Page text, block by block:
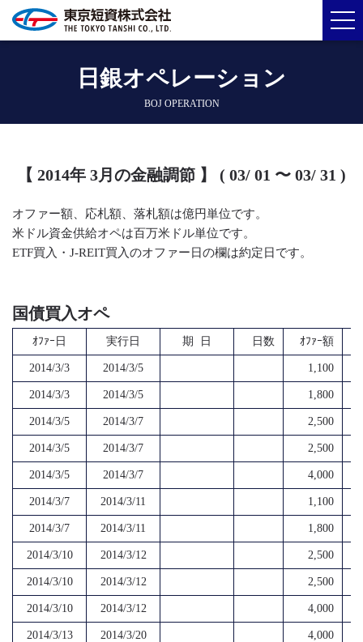
日銀オペレーション
BOJ OPERATION
【 2014年 3月の金融調節 】 ( 03/ 01 〜 03/ 31 )
オファー額、応札額、落札額は億円単位です。
米ドル資金供給オペは百万米ドル単位です。
ETF買入・J-REIT買入のオファー日の欄は約定日です。
国債買入オペ
ｵﾌｧｰ日 実行日 期 日 日数 ｵﾌｧｰ額
2014/3/3 2014/3/5 1,100
2014/3/3 2014/3/5 1,800
2014/3/5 2014/3/7 2,500
2014/3/5 2014/3/7 2,500
2014/3/5 2014/3/7 4,000
2014/3/7 2014/3/11 1,100
2014/3/7 2014/3/11 1,800
2014/3/10 2014/3/12 2,500
2014/3/10 2014/3/12 2,500
2014/3/10 2014/3/12 4,000
2014/3/13 2014/3/20 4,000